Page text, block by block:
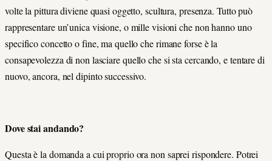
volte la pittura diviene quasi oggetto, scultura, presenza. Tutto può
rappresentare un’unica visione, o mille visioni che non hanno uno
specifico concetto o fine, ma quello che rimane forse è la
consapevolezza di non lasciare quello che si sta cercando, e tentare di
nuovo, ancora, nel dipinto successivo.
Dove stai andando?
Questa è la domanda a cui proprio ora non saprei rispondere. Potrei